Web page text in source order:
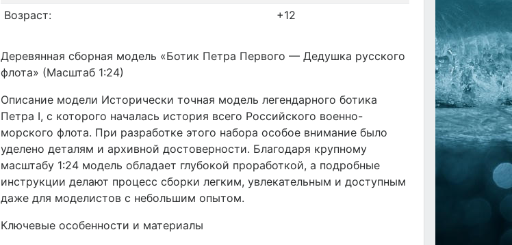
Возраст:
+12
Деревянная сборная модель «Ботик Петра Первого — Дедушка русского
флота» (Масштаб 1:24)
Описание модели Исторически точная модель легендарного ботика
Петра I, с которого началась история всего Российского военно-
морского флота. При разработке этого набора особое внимание было
уделено деталям и архивной достоверности. Благодаря крупному
масштабу 1:24 модель обладает глубокой проработкой, а подробные
инструкции делают процесс сборки легким, увлекательным и доступным
даже для моделистов с небольшим опытом.
Ключевые особенности и материалы